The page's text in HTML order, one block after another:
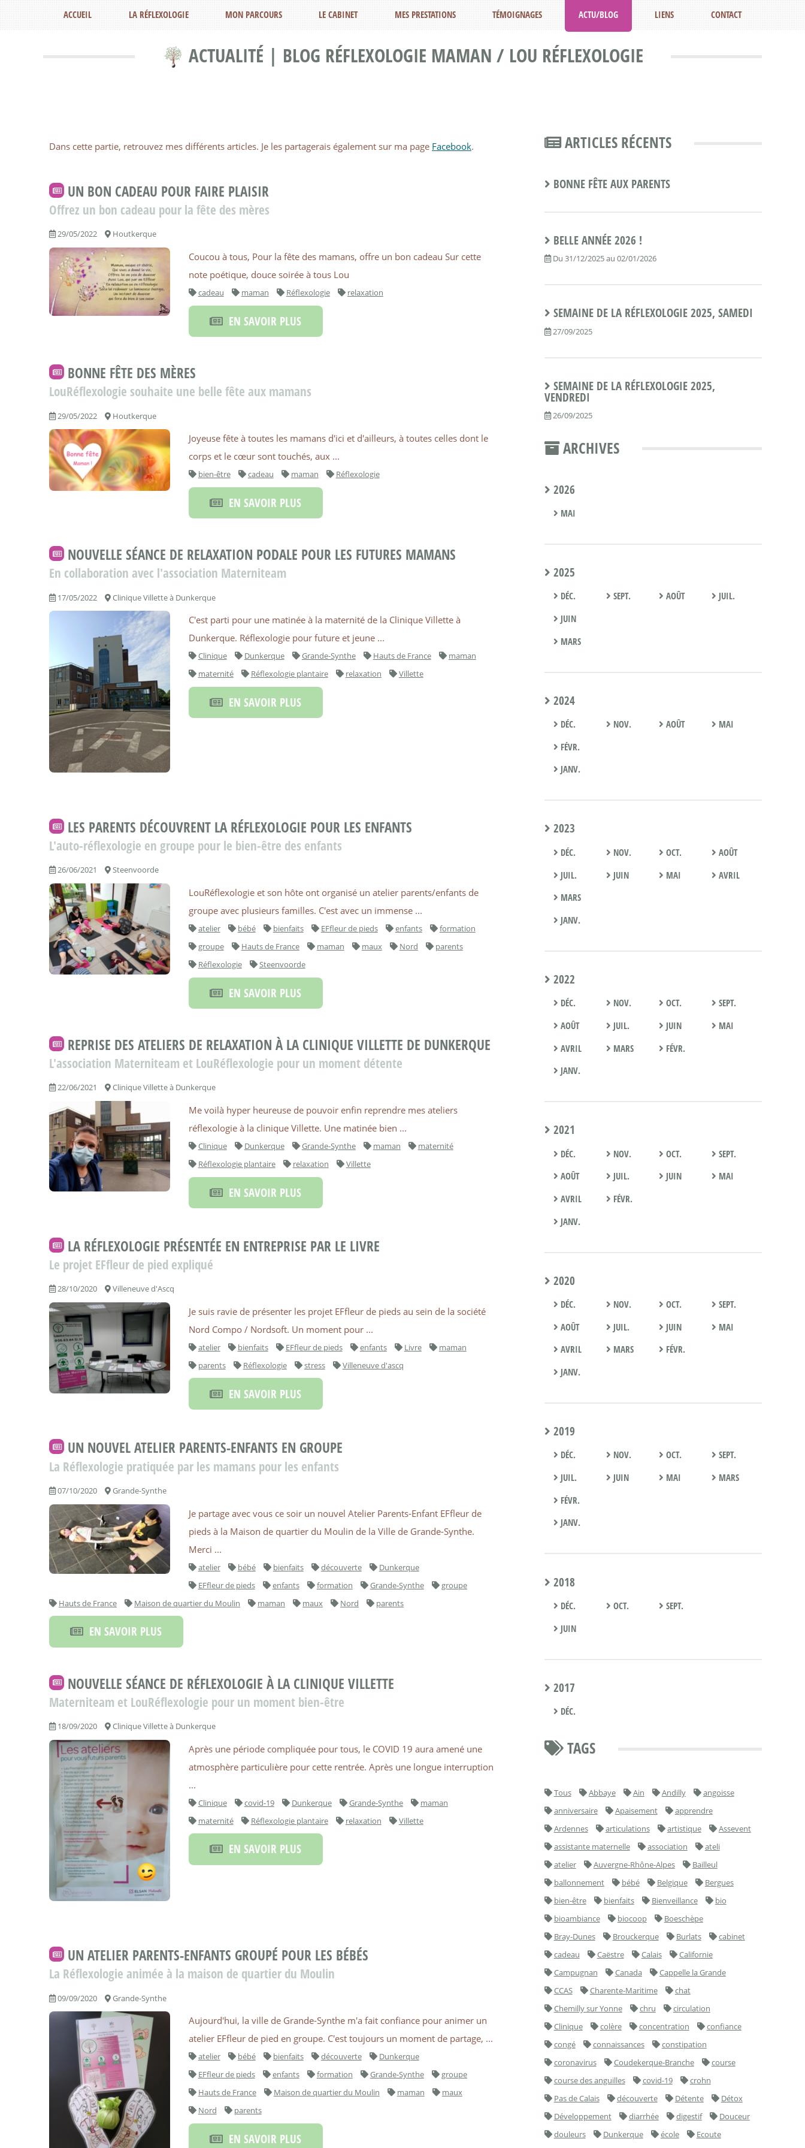
ACTUALITÉ | BLOG RÉFLEXOLOGIE MAMAN / LOU RÉFLEXOLOGIE
ACCUEIL LA RÉFLEXOLOGIE MON PARCOURS LE CABINET MES PRESTATIONS TÉMOIGNAGES ACTU/BLOG LIENS CONTACT
Dans cette partie, retrouvez mes différents articles. Je les partagerais également sur ma page Facebook.
UN BON CADEAU POUR FAIRE PLAISIR
Offrez un bon cadeau pour la fête des mères
29/05/2022 Houtkerque
Coucou à tous, Pour la fête des mamans, offre un bon cadeau Sur cette
note poétique, douce soirée à tous Lou
cadeau maman Réflexologie relaxation
EN SAVOIR PLUS
BONNE FÊTE DES MÈRES
LouRéflexologie souhaite une belle fête aux mamans
29/05/2022 Houtkerque
Joyeuse fête à toutes les mamans d'ici et d'ailleurs, à toutes celles dont le
corps et le cœur sont touchés, aux ...
bien-être cadeau maman Réflexologie
EN SAVOIR PLUS
NOUVELLE SÉANCE DE RELAXATION PODALE POUR LES FUTURES MAMANS
En collaboration avec l'association Materniteam
17/05/2022 Clinique Villette à Dunkerque
C'est parti pour une matinée à la maternité de la Clinique Villette à
Dunkerque. Réflexologie pour future et jeune ...
Clinique Dunkerque Grande-Synthe Hauts de France
maman
maternité
Réflexologie plantaire relaxation Villette
EN SAVOIR PLUS
LES PARENTS DÉCOUVRENT LA RÉFLEXOLOGIE POUR LES ENFANTS
L'auto-réflexologie en groupe pour le bien-être des enfants
26/06/2021 Steenvoorde
LouRéflexologie et son hôte ont organisé un atelier parents/enfants de
groupe avec plusieurs familles. C'est avec un immense ...
atelier bébé bienfaits EFfleur de pieds enfants
formation
groupe
Hauts de France maman maux Nord
parents
Réflexologie
Steenvoorde
EN SAVOIR PLUS
REPRISE DES ATELIERS DE RELAXATION À LA CLINIQUE VILLETTE DE DUNKERQUE
L'association Materniteam et LouRéflexologie pour un moment détente
22/06/2021 Clinique Villette à Dunkerque
Me voilà hyper heureuse de pouvoir enfin reprendre mes ateliers
réflexologie à la clinique Villette. Une matinée bien ...
Clinique Dunkerque Grande-Synthe maman
maternité
Réflexologie plantaire
relaxation Villette
EN SAVOIR PLUS
LA RÉFLEXOLOGIE PRÉSENTÉE EN ENTREPRISE PAR LE LIVRE
Le projet EFfleur de pied expliqué
28/10/2020 Villeneuve d'Ascq
Je suis ravie de présenter les projet EFfleur de pieds au sein de la société
Nord Compo / Nordsoft. Un moment pour ...
atelier bienfaits EFfleur de pieds enfants Livre
maman
parents
Réflexologie stress Villeneuve d'ascq
EN SAVOIR PLUS
UN NOUVEL ATELIER PARENTS-ENFANTS EN GROUPE
La Réflexologie pratiquée par les mamans pour les enfants
07/10/2020 Grande-Synthe
Je partage avec vous ce soir un nouvel Atelier Parents-Enfant EFfleur de
pieds à la Maison de quartier du Moulin de la Ville de Grande-Synthe.
Merci ...
atelier bébé bienfaits découverte
Dunkerque
EFfleur de pieds
enfants formation Grande-Synthe
groupe
Hauts de France
Maison de quartier du Moulin maman maux Nord parents
EN SAVOIR PLUS
NOUVELLE SÉANCE DE RÉFLEXOLOGIE À LA CLINIQUE VILLETTE
Materniteam et LouRéflexologie pour un moment bien-être
18/09/2020 Clinique Villette à Dunkerque
Après une période compliquée pour tous, le COVID 19 aura amené une
atmosphère particulière pour cette rentrée. Après une longue interruption
...
Clinique covid-19 Dunkerque Grande-Synthe
maman
maternité
Réflexologie plantaire relaxation Villette
EN SAVOIR PLUS
UN ATELIER PARENTS-ENFANTS GROUPÉ POUR LES BÉBÉS
La Réflexologie animée à la maison de quartier du Moulin
09/09/2020 Grande-Synthe
Aujourd'hui, la ville de Grande-Synthe m'a fait confiance pour animer un
atelier EFfleur de pied en groupe. C'est toujours un moment de partage, ...
atelier bébé bienfaits découverte
Dunkerque
EFfleur de pieds
enfants formation Grande-Synthe
groupe
Hauts de France
Maison de quartier du Moulin maman
maux
Nord
parents
EN SAVOIR PLUS
ARTICLES RÉCENTS
BONNE FÊTE AUX PARENTS
BELLE ANNÉE 2026 !
Du 31/12/2025 au 02/01/2026
SEMAINE DE LA RÉFLEXOLOGIE 2025, SAMEDI
27/09/2025
SEMAINE DE LA RÉFLEXOLOGIE 2025,
VENDREDI
26/09/2025
ARCHIVES
2026
MAI
2025
DÉC. SEPT. AOÛT
JUIL.
JUIN
MARS
2024
DÉC. NOV. AOÛT
MAI
FÉVR.
JANV.
2023
DÉC. NOV. OCT.
AOÛT
JUIL.
JUIN MAI
AVRIL
MARS
JANV.
2022
DÉC. NOV. OCT.
SEPT.
AOÛT
JUIL. JUIN
MAI
AVRIL
MARS
FÉVR.
JANV.
2021
DÉC. NOV. OCT.
SEPT.
AOÛT
JUIL. JUIN
MAI
AVRIL
FÉVR.
JANV.
2020
DÉC. NOV. OCT.
SEPT.
AOÛT
JUIL. JUIN
MAI
AVRIL
MARS
FÉVR.
JANV.
2019
DÉC. NOV. OCT.
SEPT.
JUIL.
JUIN MAI
MARS
FÉVR.
JANV.
2018
DÉC. OCT.
SEPT.
JUIN
2017
DÉC.
TAGS
Tous Abbaye Ain Andilly
angoisse
anniversaire
Apaisement
apprendre
Ardennes
articulations artistique
Assevent
assistante maternelle
association
ateli
atelier
Auvergne-Rhône-Alpes
Bailleul
ballonnement
bébé Belgique
Bergues
bien-être
bienfaits Bienveillance
bio
bioambiance
biocoop
Boeschèpe
Bray-Dunes
Brouckerque Burlats
cabinet
cadeau
Caëstre Calais
Californie
Campugnan
Canada
Cappelle la Grande
CCAS
Charente-Maritime
chat
Chemilly sur Yonne
chru
circulation
Clinique
colère concentration
confiance
congé
connaissances
constipation
coronavirus
Coudekerque-Branche
course
course des anguilles
covid-19
crohn
Pas de Calais
découverte Détente
Détox
Développement
diarrhée digestif
Douceur
douleurs
Dunkerque école
Ecoute